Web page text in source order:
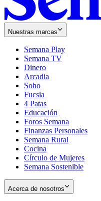
Nuestras marcas
Semana Play
Semana TV
Dinero
Arcadia
Soho
in
new
window
Fucsia
in
new
window
4 Patas
Educación
Foros Semana
Finanzas Personales
Semana Rural
Cocina
Círculo de Mujeres
Semana Sostenible
Acerca de nosotros